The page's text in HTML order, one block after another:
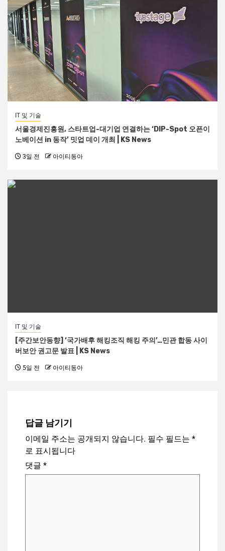
IT 및 기술
서울경제진흥원, 스타트업-대기업 연결하는 ‘DIP-Spot 오픈이
노베이션 in 동작’ 밋업 데이 개최 | KS News
3일 전 아이티동아
IT 및 기술
[주간보안동향] ‘국가배후 해킹조직 해킹 주의’…민관 합동 사이
버보안 권고문 발표 | KS News
5일 전 아이티동아
답글 남기기
이메일 주소는 공개되지 않습니다. 필수 필드는 *
로 표시됩니다
댓글 *